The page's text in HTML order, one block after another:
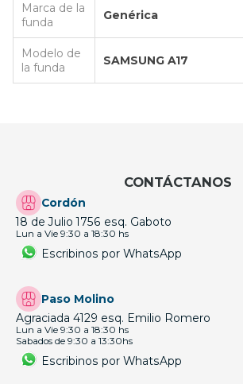
Marca de la
funda
Genérica
Modelo de
la funda
SAMSUNG A17
CONTÁCTANOS
Cordón
18 de Julio 1756 esq. Gaboto
Lun a Vie 9:30 a 18:30 hs
Escribinos por WhatsApp
Paso Molino
Agraciada 4129 esq. Emilio Romero
Lun a Vie 9:30 a 18:30 hs
Sabados de 9:30 a 13:30hs
Escribinos por WhatsApp